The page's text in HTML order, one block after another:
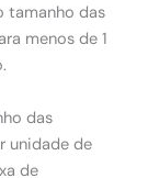
tamanho das
menos de 1
das
unidade de
de